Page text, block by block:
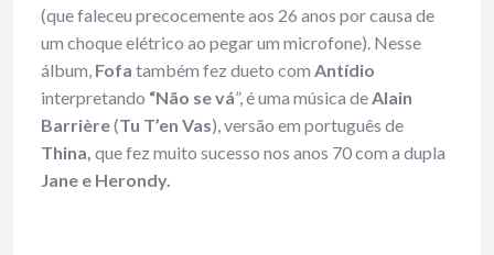
(que faleceu precocemente aos 26 anos por causa de
um choque elétrico ao pegar um microfone). Nesse
álbum, Fofa também fez dueto com Antídio
interpretando “Não se vá”, é uma música deAlain
Barrière(Tu T’en Vas), versão em português de
Thina, que fez muito sucesso nos anos 70 com a dupla
Jane e Herondy.